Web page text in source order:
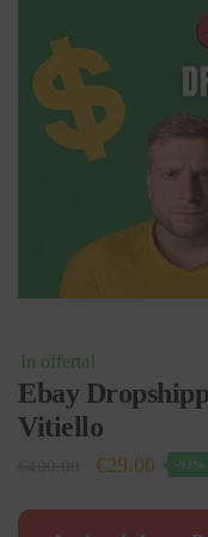
In offerta!
Ebay
Vitiello
Il
originale
€29.00 Il
attuale
-93%